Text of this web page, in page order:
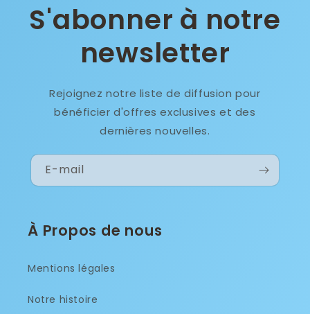
S'abonner à notre
newsletter
Rejoignez notre liste de diffusion pour
bénéficier d'offres exclusives et des
dernières nouvelles.
E-mail
À Propos de nous
Mentions légales
Notre histoire